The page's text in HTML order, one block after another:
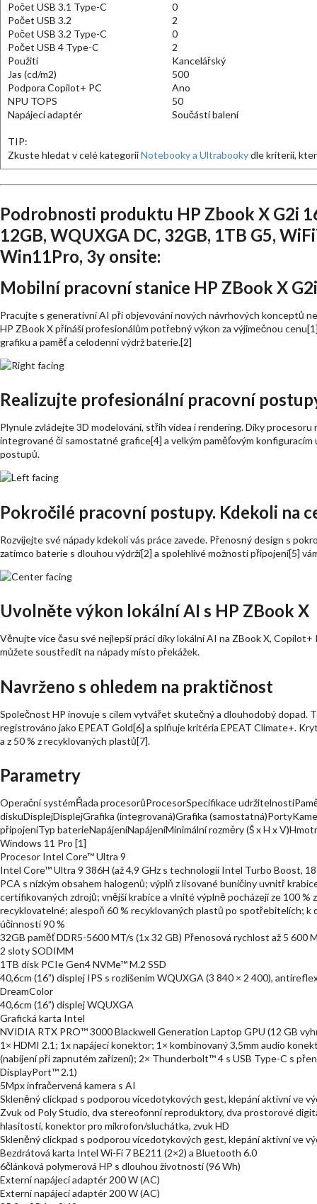
Počet USB 3.1 Type-C
0
Počet USB 3.2
2
Počet USB 3.2 Type-C
0
Počet USB 4 Type-C
2
Použití
Kancelářský
Jas (cd/m2)
500
Podpora Copilot+ PC
Ano
NPU TOPS
50
Napájecí adaptér
Součástí balení
TIP:
Zkuste hledat v celé kategoriiNotebooky a Ultrabookydle kriterií,
Podrobnosti produktu HP Zbook X G2i
12GB, WQUXGA DC, 32GB, 1TB G5,
Win11Pro, 3y onsite:
Mobilní pracovní stanice HP ZBook X
Pracujte s generativní AI při objevování nových návrhových konceptů
HP ZBook X přináší profesionálům potřebný výkon za výjimečnou
grafiku a paměť a celodenní výdrž baterie.[2]
Realizujte profesionální pracovní
Plynule zvládejte 3D modelování, střih videa i rendering. Díky
integrované či samostatné grafice[4] a velkým paměťovým
postupů.
Pokročilé pracovní postupy. Kdekoli na
Rozvíjejte své nápady kdekoli vás práce zavede. Přenosný design s
zatímco baterie s dlouhou výdrží[2] a spolehlivé možnosti připojení[5]
Uvolněte výkon lokální AI s HP ZBook X
Věnujte více času své nejlepší práci díky lokální AI na ZBook X,
můžete soustředit na nápady místo překážek.
Navrženo s ohledem na praktičnost
Společnost HP inovuje s cílem vytvářet skutečný a dlouhodobý dopad.
registrováno jako EPEAT Gold[6] a splňuje kritéria EPEAT Climate+.
a z 50 % z recyklovaných plastů[7].
Parametry
Operační systémŘada procesorůProcesorSpecifikace
diskuDisplejDisplejGrafika (integrovaná)Grafika
připojeníTyp baterieNapájeníNapájeníMinimální rozměry (Š x H x
Windows 11 Pro [1]
Procesor Intel Core™ Ultra 9
Intel Core™ Ultra 9 386H (až 4,9 GHz s technologií Intel Turbo Boost,
PCA s nízkým obsahem halogenů; výplň z lisované buničiny uvnitř
certifikovaných zdrojů; vnější krabice a vlnité výplně pocházejí ze 100
recyklovatelné; alespoň 60 % recyklovaných plastů po spotřebitelích; k
účinností 90 %
32GB paměť DDR5-5600 MT/s (1x 32 GB) Přenosová rychlost až 5 600
2 sloty SODIMM
1TB disk PCIe Gen4 NVMe™ M.2 SSD
40,6cm (16”) displej IPS s rozlišením WQUXGA (3 840 × 2 400),
DreamColor
40,6cm (16”) displej WQUXGA
Grafická karta Intel
NVIDIA RTX PRO™ 3000 Blackwell Generation Laptop GPU (12 GB
1× HDMI 2.1; 1x napájecí konektor; 1× kombinovaný 3,5mm audio
(nabíjení při zapnutém zařízení); 2× Thunderbolt™ 4 s USB Type-C s
DisplayPort™ 2.1)
5Mpx infračervená kamera s AI
Skleněný clickpad s podporou vícedotykových gest, klepání aktivní ve
Zvuk od Poly Studio, dva stereofonní reproduktory, dva prostorové
hlasitosti, konektor pro mikrofon/sluchátka, zvuk HD
Skleněný clickpad s podporou vícedotykových gest, klepání aktivní ve
Bezdrátová karta Intel Wi-Fi 7 BE211 (2×2) a Bluetooth 6.0
6článková polymerová HP s dlouhou životností (96 Wh)
Externí napájecí adaptér 200 W (AC)
Externí napájecí adaptér 200 W (AC)